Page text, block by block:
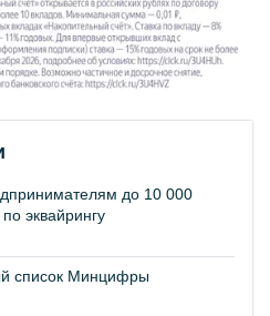
до 10 000
эквайрингу
список Минцифры